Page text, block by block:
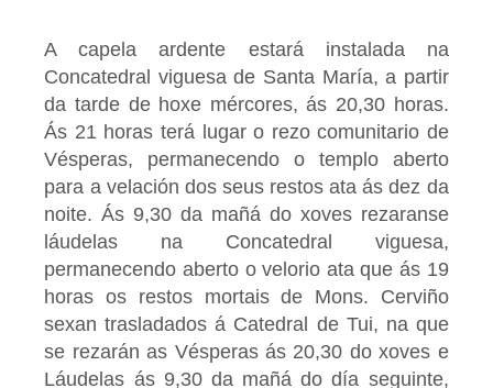
A capela ardente estará instalada na
Concatedral viguesa de Santa María, a partir
da tarde de hoxe mércores, ás 20,30 horas.
Ás 21 horas terá lugar o rezo comunitario de
Vésperas, permanecendo o templo aberto
para a velación dos seus restos ata ás dez da
noite. Ás 9,30 da mañá do xoves rezaranse
láudelas na Concatedral viguesa,
permanecendo aberto o velorio ata que ás 19
horas os restos mortais de Mons. Cerviño
sexan trasladados á Catedral de Tui, na que
se rezarán as Vésperas ás 20,30 do xoves e
Láudelas ás 9,30 da mañá do día seguinte,